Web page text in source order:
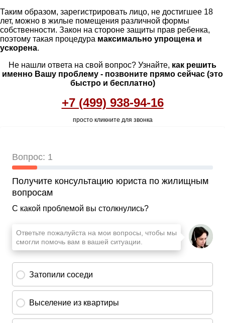
Таким образом, зарегистрировать лицо, не достигшее 18
лет, можно в жилые помещения различной формы
собственности. Закон на стороне защиты прав ребенка,
поэтому такая процедура максимально упрощена и
ускорена.
Не нашли ответа на свой вопрос? Узнайте, как решить
именно Вашу проблему - позвоните прямо сейчас (это
быстро и бесплатно)
+7 (499) 938-94-16
просто кликните для звонка